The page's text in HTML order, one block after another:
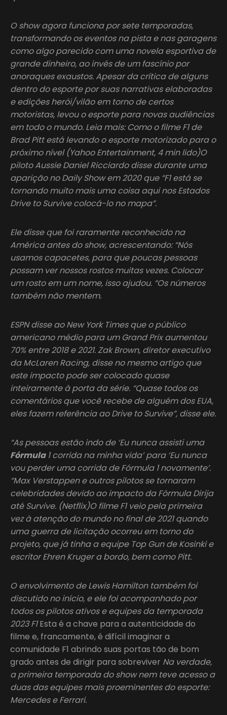
O show agora funciona por sete temporadas,
transformando os eventos na pista e nas garagens
como algo parecido com uma novela esportiva de
grande dinheiro, ao invés de um fascínio por
anoraques exaustos. Apesar da crítica de alguns
dentro do esporte por suas narrativas elaboradas
e edições herói/vilão em torno de certos
motoristas, levou o esporte para novas audiências
em todo o mundo. Leia mais: Como o filme F1 de
Brad Pitt está levando o esporte motorizado para o
próximo nível (Yahoo Entertainment, 4 min lido)O
piloto Aussie Daniel Ricciardo disse durante uma
aparição no Daily Show em 2020 que “F1 está se
tornando muito mais uma coisa aqui nos Estados
Drive to Survive colocá-lo no mapa”.
Ele disse que foi raramente reconhecido na
América antes do show, acrescentando: “Nós
usamos capacetes, para que poucas pessoas
possam ver nossos rostos muitas vezes. Colocar
um rosto em um nome, isso ajudou. “Os números
também não mentem.
ESPN disse ao New York Times que o público
americano médio para um Grand Prix aumentou
70% entre 2018 e 2021. Zak Brown, diretor executivo
da McLaren Racing, disse no mesmo artigo que
este impacto pode ser colocado quase
inteiramente à porta da série. “Quase todos os
comentários que você recebe de alguém dos EUA,
eles fazem referência ao Drive to Survive”, disse ele.
“As pessoas estão indo de ‘Eu nunca assisti uma
Fórmula1 corrida na minha vida’ para ‘Eu nunca
vou perder uma corrida de Fórmula 1 novamente’.
“Max Verstappen e outros pilotos se tornaram
celebridades devido ao impacto da Fórmula Dirija
até Survive. (Netflix)O filme F1 veio pela primeira
vez à atenção do mundo no final de 2021 quando
uma guerra de licitação ocorreu em torno do
projeto, que já tinha a equipe Top Gun de Kosinki e
escritor Ehren Kruger a bordo, bem como Pitt.
O envolvimento de Lewis Hamilton também foi
discutido no início, e ele foi acompanhado por
todos os pilotos ativos e equipes da temporada
2023 F1Esta é a chave para a autenticidade do
filme e, francamente, é difícil imaginar a
comunidade F1 abrindo suas portas tão de bom
grado antes de dirigir para sobreviver Na verdade,
a primeira temporada do show nem teve acesso a
duas das equipes mais proeminentes do esporte:
Mercedes e Ferrari.